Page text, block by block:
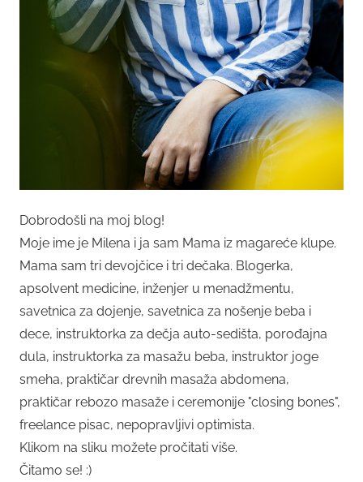
Dobrodošli na moj blog!
Moje ime je Milena i ja sam Mama iz magareće klupe.
Mama sam tri devojčice i tri dečaka. Blogerka,
apsolvent medicine, inženjer u menadžmentu,
savetnica za dojenje, savetnica za nošenje beba i
dece, instruktorka za dečja auto-sedišta, porođajna
dula, instruktorka za masažu beba, instruktor joge
smeha, praktičar drevnih masaža abdomena,
praktičar rebozo masaže i ceremonije "closing bones",
freelance pisac, nepopravljivi optimista.
Klikom na sliku možete pročitati više.
Čitamo se! :)